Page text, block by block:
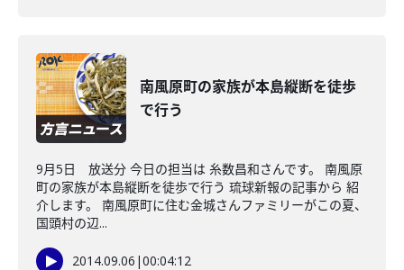
南風原町の家族が本島縦断を徒歩
で行う
9月5日 放送分 今日の担当は 糸数昌和さんです。 南風原
町の家族が本島縦断を徒歩で行う 琉球新報の記事から 紹
介します。 南風原町に住む金城さんファミリーがこの夏、
国頭村の辺...
2014.09.06 |00:04:12